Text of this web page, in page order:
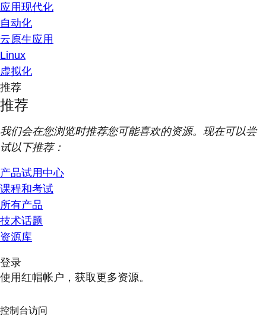
应用现代化
自动化
云原生应用
Linux
虚拟化
推荐
推荐
我们会在您浏览时推荐您可能喜欢的资源。现在可以尝
试以下推荐：
产品试用中心
课程和考试
所有产品
技术话题
资源库
登录
使用红帽帐户，获取更多资源。
控制台访问